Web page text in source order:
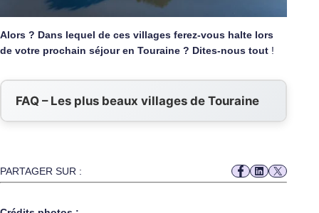
Alors ? Dans lequel de ces villages ferez-vous halte lors
de votre prochain séjour en Touraine ? Dites-nous tout !
FAQ – Les plus beaux villages de Touraine
PARTAGER SUR :